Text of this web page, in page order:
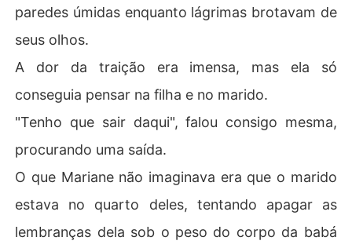
paredes úmidas enquanto lágrimas brotavam de
seus olhos.
A dor da traição era imensa, mas ela só
conseguia pensar na filha e no marido.
"Tenho que sair daqui", falou consigo mesma,
procurando uma saída.
O que Mariane não imaginava era que o marido
estava no quarto deles, tentando apagar as
lembranças dela sob o peso do corpo da babá